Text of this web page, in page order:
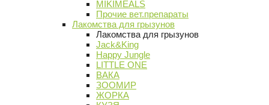
MIKIMEALS
Прочие вет.препараты
Лакомства для грызунов
Лакомства для грызунов
Jack&King
Happy Jungle
LITTLE ONE
ВАКА
ЗООМИР
ЖОРКА